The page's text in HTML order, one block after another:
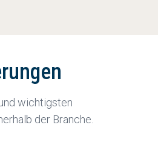
wichtigsten
der Branche.